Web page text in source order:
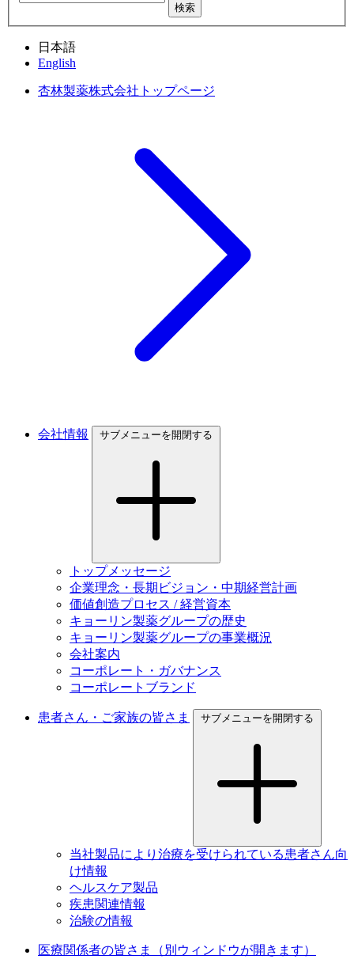
検索
日本語
English
杏林製薬株式会社トップページ
会社情報 サブメニューを開閉する
トップメッセージ
企業理念・長期ビジョン・中期経営計画
価値創造プロセス / 経営資本
キョーリン製薬グループの歴史
キョーリン製薬グループの事業概況
会社案内
コーポレート・ガバナンス
コーポレートブランド
患者さん・ご家族の皆さま サブメニューを開閉する
当社製品により治療を受けられている患者さん向
け情報
ヘルスケア製品
疾患関連情報
治験の情報
医療関係者の皆さま （別ウィンドウが開きます）